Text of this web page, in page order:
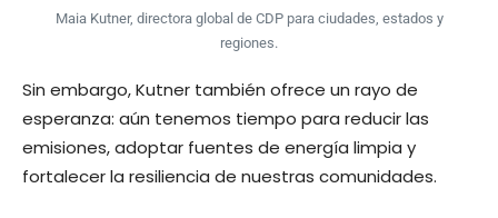
Maia Kutner, directora global de CDP para ciudades, estados y
regiones.
Sin embargo, Kutner también ofrece un rayo de
esperanza: aún tenemos tiempo para reducir las
emisiones, adoptar fuentes de energía limpia y
fortalecer la resiliencia de nuestras comunidades.